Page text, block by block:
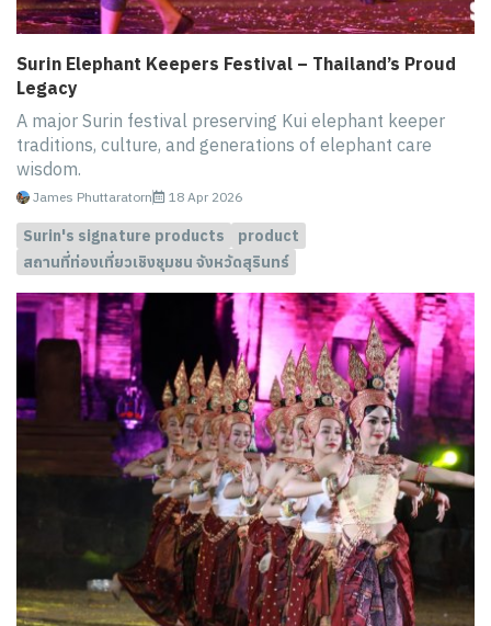
Surin Elephant Keepers Festival – Thailand’s Proud
Legacy
A major Surin festival preserving Kui elephant keeper
traditions, culture, and generations of elephant care
wisdom.
James Phuttaratorn 18 Apr 2026
Surin's signature products
product
สถานที่ท่องเที่ยวเชิงชุมชน จังหวัดสุรินทร์